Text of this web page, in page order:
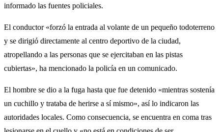
informado las fuentes policiales.
El conductor «forzó la entrada al volante de un pequeño todoterreno
y se dirigió directamente al centro deportivo de la ciudad,
atropellando a las personas que se ejercitaban en las pistas
cubiertas», ha mencionado la policía en un comunicado.
El hombre se dio a la fuga hasta que fue detenido «mientras sostenía
un cuchillo y trataba de herirse a sí mismo», así lo indicaron las
autoridades locales. Como consecuencia, se encuentra en coma tras